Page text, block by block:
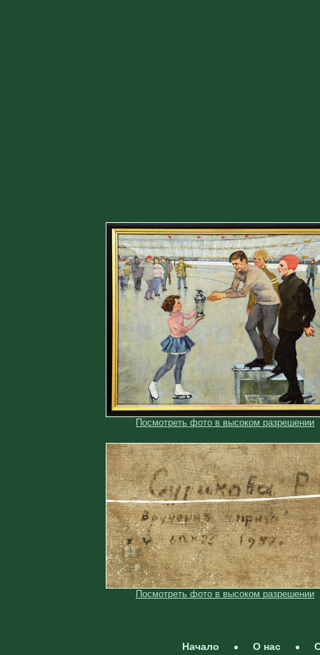
Посмотреть фото в высоком разрешении
Посмотреть фото в высоком разрешении
Начало О нас